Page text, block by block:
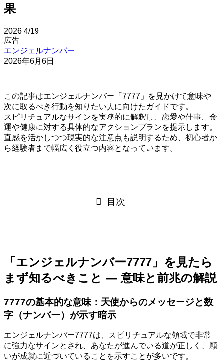
果
2026 4/19
広告
エンジェルナンバー
2026年6月6日
この記事はエンジェルナンバー「7777」を見かけて意味や
次に取るべき行動を知りたい人に向けたガイドです。
スピリチュアルなサインを実務的に解釈し、恋愛や仕事、金
運や健康に対する具体的なアクションプランを提示します。
直感を活かしつつ現実的な注意点も説明するため、初心者か
ら経験者まで幅広く役立つ内容となっています。
目次
「エンジェルナンバー7777」を見たら
まず知るべきこと — 意味と前兆の解説
7777の基本的な意味：天使からのメッセージと数
字（ナンバー）が示す暗示
エンジェルナンバー7777は、スピリチュアルな領域で非常
に強力なサインとされ、あなたが進んでいる道が正しく、願
いが成就に近づいていることを示すことが多いです。